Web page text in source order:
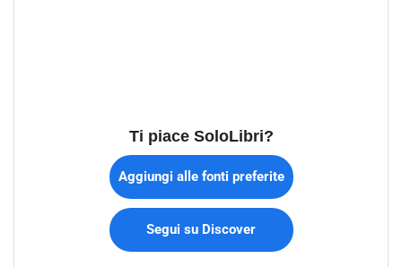
Ti piace SoloLibri?
Aggiungi alle fonti preferite
Segui su Discover